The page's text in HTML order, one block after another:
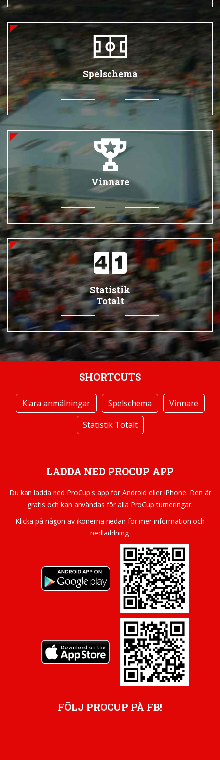
Spelschema
Vinnare
Statistik
Totalt
SHORTCUTS
Klara anmälningar Spelschema
Vinnare
Statistik Totalt
LADDA NED PROCUP APP
Du kan ladda ned ProCup's app för Android eller iPhone. Den är
gratis och kan användas för alla ProCup turneringar.
Klicka på någon av ikonerna nedan för mer information och
nedladdning.
FÖLJ PROCUP PÅ FB!